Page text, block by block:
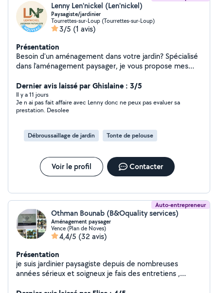
Lenny Len'nickel (Len'nickel)
Paysagiste/jardinier
Tourrettes-sur-Loup (Tourrettes-sur-Loup)
3/5 (1 avis)
Présentation
Besoin d'un aménagement dans votre jardin? Spécialisé
dans l'aménagement paysager, je vous propose mes
automatique - créer des massifs - planter des haies -
créer des allées en pierres ou en dalles - faire un
potager De l'aménagement de jardin au simple
entretien, la satisfaction de mes clients est ma priorité.
Dernier avis laissé par Ghislaine : 3/5
Il y a 11 jours
Je n ai pas fait affaire avec Lenny donc ne peux pas evaluer sa
prestation. Desolee
Débroussaillage de jardin Tonte de pelouse
Voir le profil Contacter
Auto-entrepreneur
Othman Bounab (B&Oquality services)
Aménagement paysager
Vence (Plan de Noves)
4,4/5 (32 avis)
Présentation
je suis jardinier paysagiste depuis de nombreuses
années sérieux et soigneux je fais des entretiens ,